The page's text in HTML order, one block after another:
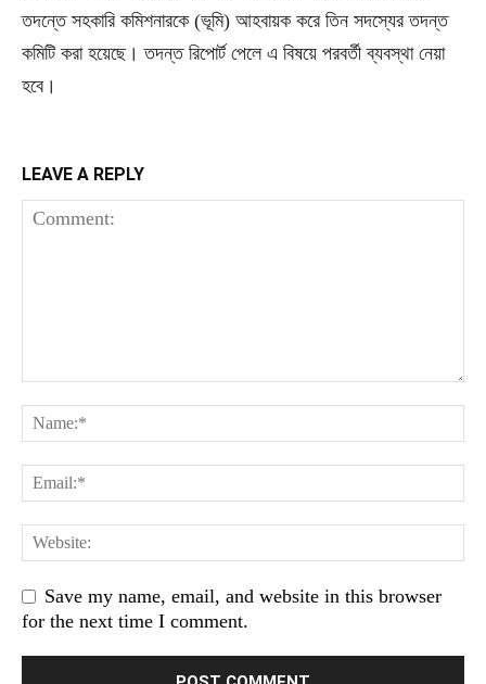
তদন্তে সহকারি কমিশনারকে (ভূমি) আহবায়ক করে তিন সদস্যের তদন্ত
কমিটি করা হয়েছে। তদন্ত রিপোর্ট পেলে এ বিষয়ে পরবর্তী ব্যবস্থা নেয়া
হবে।
LEAVE A REPLY
Save my name, email, and website in this browser
for the next time I comment.